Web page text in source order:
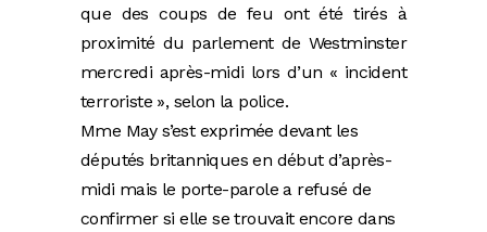
que des coups de feu ont été tirés à
proximité du parlement de Westminster
mercredi après-midi lors d’un « incident
terroriste », selon la police.
Mme May s’est exprimée devant les
députés britanniques en début d’après-
midi mais le porte-parole a refusé de
confirmer si elle se trouvait encore dans